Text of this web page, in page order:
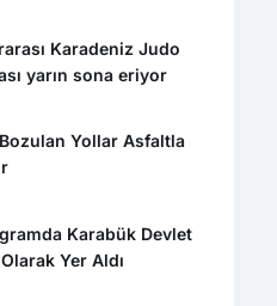
Karadeniz Judo
yarın sona eriyor
Yollar Asfaltla
Karabük Devlet
Yer Aldı